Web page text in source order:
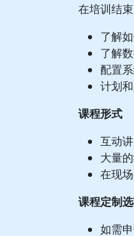
在培训结
了解
了解
配置
计划
课程形式
互动讲
大量
在现
课程定制
如需